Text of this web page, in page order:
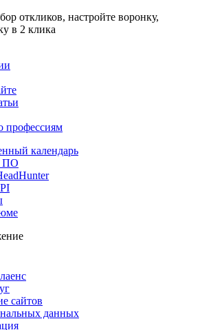
откликов, настройте воронку,
в 2 клика
профессиям
календарь
ПО
сайтов
данных